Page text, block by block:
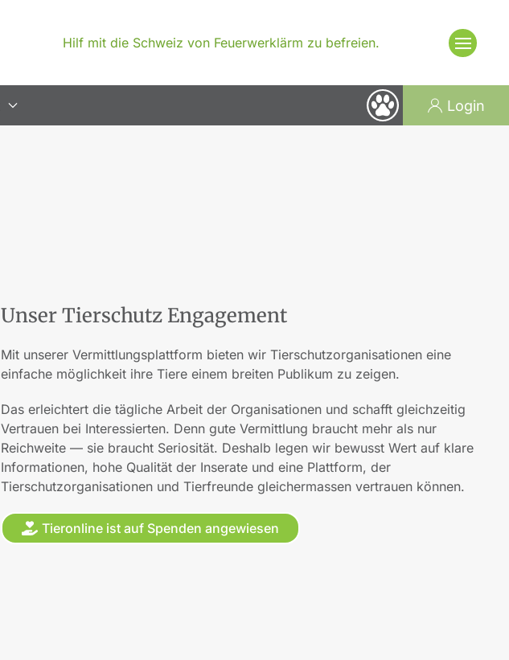
Hilf mit die Schweiz von Feuerwerklärm zu befreien.
Login
Unser Tierschutz Engagement
Mit unserer Vermittlungsplattform bieten wir Tierschutzorganisationen eine
einfache möglichkeit ihre Tiere einem breiten Publikum zu zeigen.
Das erleichtert die tägliche Arbeit der Organisationen und schafft gleichzeitig
Vertrauen bei Interessierten. Denn gute Vermittlung braucht mehr als nur
Reichweite — sie braucht Seriosität. Deshalb legen wir bewusst Wert auf klare
Informationen, hohe Qualität der Inserate und eine Plattform, der
Tierschutzorganisationen und Tierfreunde gleichermassen vertrauen können.
Tieronline ist auf Spenden angewiesen